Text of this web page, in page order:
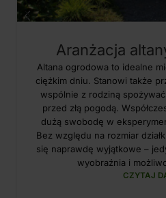
Aranżacja
Altana ogrodowa to idealne
ciężkim dniu. Stanowi także
wspólnie z rodziną
przed złą pogodą.
dużą swobodę w
Bez względu na rozmiar
się naprawdę wyjątkowe –
wyobraźnia i
CZYTAJ